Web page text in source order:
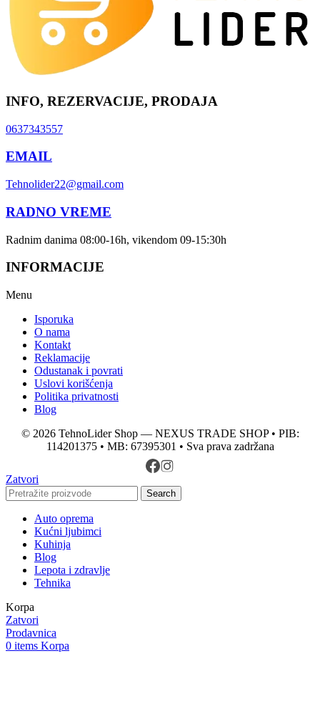
INFO, REZERVACIJE, PRODAJA
0637343557
EMAIL
Tehnolider22@gmail.com
RADNO VREME
Radnim danima 08:00-16h, vikendom 09-15:30h
INFORMACIJE
Menu
Isporuka
O nama
Kontakt
Reklamacije
Odustanak i povrati
Uslovi korišćenja
Politika privatnosti
Blog
© 2026 TehnoLider Shop — NEXUS TRADE SHOP • PIB:
114201375 • MB: 67395301 • Sva prava zadržana
Zatvori
Search
Auto oprema
Kućni ljubimci
Kuhinja
Blog
Lepota i zdravlje
Tehnika
Korpa
Zatvori
Prodavnica
0 items Korpa